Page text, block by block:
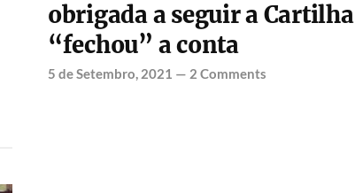
obrigada a seguir a Cartilha
“fechou” a conta
5 de Setembro, 2021 — 2 Comments